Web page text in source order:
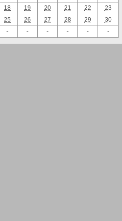
18 19 20 21 22
23
25 26 27 28 29
30
- - - - - -